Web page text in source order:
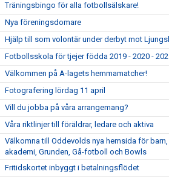
Träningsbingo för alla fotbollsälskare!
Nya föreningsdomare
Hjälp till som volontär under derbyt mot
Fotbollsskola för tjejer födda 2019 - 2020 -
Välkommen på A-lagets hemmamatcher!
Fotografering lördag 11 april
Vill du jobba på våra arrangemang?
Våra riktlinjer till föräldrar, ledare och aktiva
Välkomna till Oddevolds nya hemsida för
akademi, Grunden, Gå-fotboll och Bowls
Fritidskortet inbyggt i betalningsflödet